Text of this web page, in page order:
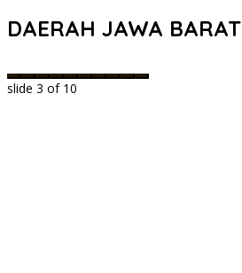
DAERAH JAWA BARAT
slide 3 of 10